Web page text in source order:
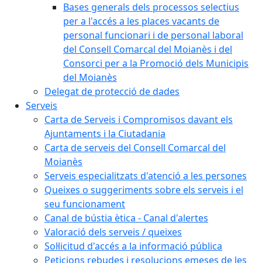
Bases generals dels processos selectius
per a l'accés a les places vacants de
personal funcionari i de personal laboral
del Consell Comarcal del Moianès i del
Consorci per a la Promoció dels Municipis
del Moianès
Delegat de protecció de dades
Serveis
Carta de Serveis i Compromisos davant els
Ajuntaments i la Ciutadania
Carta de serveis del Consell Comarcal del
Moianès
Serveis especialitzats d'atenció a les persones
Queixes o suggeriments sobre els serveis i el
seu funcionament
Canal de bústia ètica - Canal d'alertes
Valoració dels serveis / queixes
Sol·licitud d'accés a la informació pública
Peticions rebudes i resolucions emeses de les